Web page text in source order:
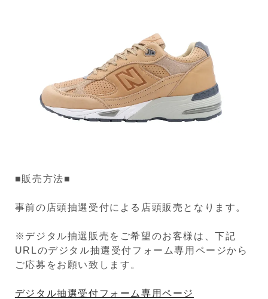
■販売方法■
事前の店頭抽選受付による店頭販売となります。
※デジタル抽選販売をご希望のお客様は、下記
URLのデジタル抽選受付フォーム専用ページから
ご応募をお願い致します。
デジタル抽選受付フォーム専用ページ